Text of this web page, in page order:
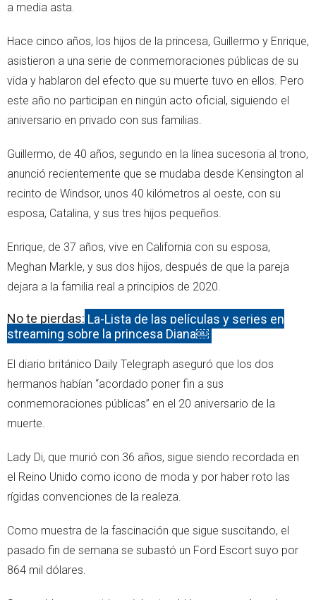
a media asta.
Hace cinco años, los hijos de la princesa, Guillermo y Enrique,
asistieron a una serie de conmemoraciones públicas de su
vida y hablaron del efecto que su muerte tuvo en ellos. Pero
este año no participan en ningún acto oficial, siguiendo el
aniversario en privado con sus familias.
Guillermo, de 40 años, segundo en la línea sucesoria al trono,
anunció recientemente que se mudaba desde Kensington al
recinto de Windsor, unos 40 kilómetros al oeste, con su
esposa, Catalina, y sus tres hijos pequeños.
Enrique, de 37 años, vive en California con su esposa,
Meghan Markle, y sus dos hijos, después de que la pareja
dejara a la familia real a principios de 2020.
No te pierdas: La-Lista de las películas y series en
streaming sobre la princesa Diana￼
El diario británico Daily Telegraph aseguró que los dos
hermanos habían “acordado poner fin a sus
conmemoraciones públicas” en el 20 aniversario de la
muerte.
Lady Di, que murió con 36 años, sigue siendo recordada en
el Reino Unido como icono de moda y por haber roto las
rígidas convenciones de la realeza.
Como muestra de la fascinación que sigue suscitando, el
pasado fin de semana se subastó un Ford Escort suyo por
864 mil dólares.